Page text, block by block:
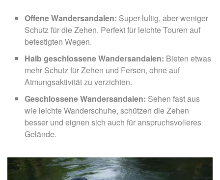
Offene Wandersandalen: Super luftig, aber weniger
Schutz für die Zehen. Perfekt für leichte Touren auf
befestigten Wegen.
Halb geschlossene Wandersandalen: Bieten etwas
mehr Schutz für Zehen und Fersen, ohne auf
Atmungsaktivität zu verzichten.
Geschlossene Wandersandalen: Sehen fast aus
wie leichte Wanderschuhe, schützen die Zehen
besser und eignen sich auch für anspruchsvolleres
Gelände.